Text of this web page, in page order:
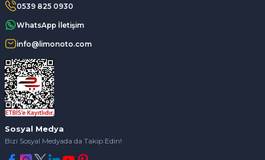
0539 825 0930
WhatsApp İletişim
info@limonoto.com
Sosyal Medya
Bizi Sosyal Medyada da Takip Edin!